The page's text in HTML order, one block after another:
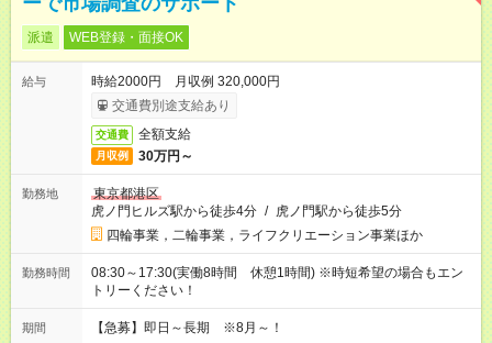
派遣 WEB登録・面接OK
給与
時給2000円 月収例 320,000円
交通費別途支給あり
交通費 全額支給
月収例 30万円～
勤務地
東京都港区
虎ノ門ヒルズ駅から徒歩4分 / 虎ノ門駅から徒歩5分
四輪事業，二輪事業，ライフクリエーション事業ほか
勤務時間
08:30～17:30(実働8時間 休憩1時間) ※時短希望の場合もエン
トリーください！
期間 【急募】即日～長期 ※8月～！